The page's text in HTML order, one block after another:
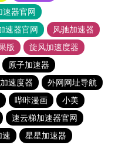
速器官网
速器官网
风驰加速器
版
旋风加速度器
原子加速器
速度器
外网网址导航
哔咔漫画
小美
速云梯加速器官网
速
星星加速器